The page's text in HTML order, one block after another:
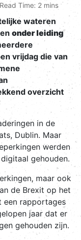
Read Time: 2 mins
wateren
onder leiding
vrijdag die van
overzicht
in de
Dublin. Maar
werden
gehouden.
maar ook
de Brexit op het
een rapportages
jaar dat er
gehouden zijn.